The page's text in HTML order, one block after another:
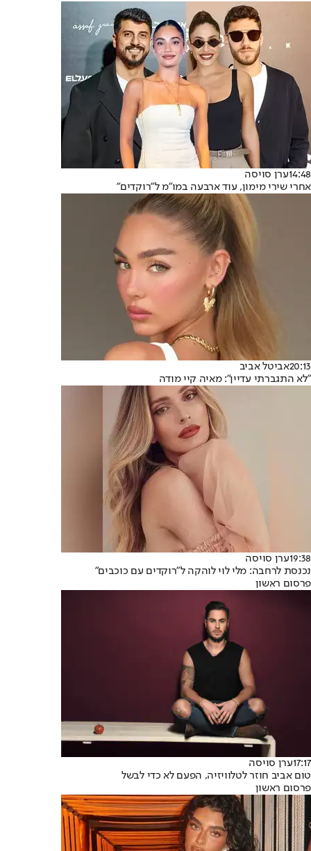
14:48ערן סויסה
אחרי שירי מימון, עוד ארבעה במו"מ ל"רוקדים"
20:13אביטל אביב
"לא התגברתי עדיין": מאיה קיי מודה
19:38ערן סויסה
נכנסת לרחבה: מלי לוי לוהקה ל״רוקדים עם כוכבים״
פרסום ראשון
17:17ערן סויסה
טום אביב חוזר לטלוויזיה, הפעם לא כדי לבשל
פרסום ראשון